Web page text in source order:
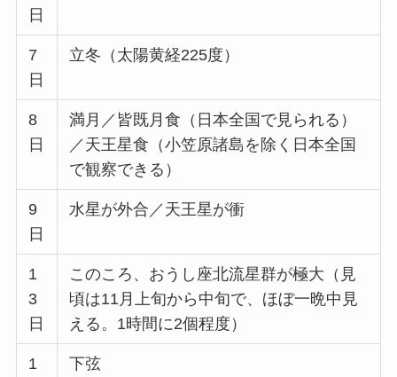
日
7
日
立冬（太陽黄経225度）
8
日
満月／皆既月食（日本全国で見られる）
／天王星食（小笠原諸島を除く日本全国
で観察できる）
9
日
水星が外合／天王星が衝
1
3
日
このころ、おうし座北流星群が極大（見
頃は11月上旬から中旬で、ほぼ一晩中見
える。1時間に2個程度）
1
下弦